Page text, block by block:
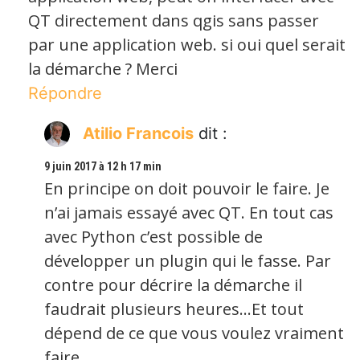
QT directement dans qgis sans passer
par une application web. si oui quel serait
la démarche ? Merci
Répondre
Atilio Francois dit :
9 juin 2017 à 12 h 17 min
En principe on doit pouvoir le faire. Je
n’ai jamais essayé avec QT. En tout cas
avec Python c’est possible de
développer un plugin qui le fasse. Par
contre pour décrire la démarche il
faudrait plusieurs heures…Et tout
dépend de ce que vous voulez vraiment